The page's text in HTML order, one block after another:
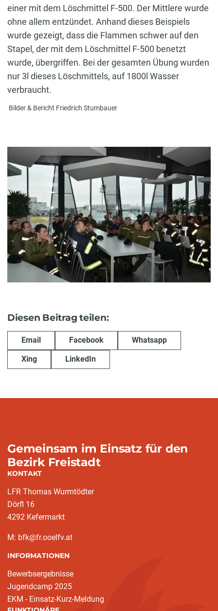
einer mit dem Löschmittel F-500. Der Mittlere wurde
ohne allem entzündet. Anhand dieses Beispiels
wurde gezeigt, dass die Flammen schwer auf den
Stapel, der mit dem Löschmittel F-500 benetzt
wurde, übergriffen. Bei der gesamten Übung wurden
nur 3l dieses Löschmittels, auf 1800l Wasser
verbraucht.
Bilder & Bericht Friedrich Stumbauer
Diesen Beitrag teilen:
Email Facebook Whatsapp
Xing LinkedIn
Gemeinsam im Einsatz für den
Bezirk Freistadt
KONTAKT
LFR Thomas Wurmtödter
Dörfl 16
4292 Kefermarkt
M: bfk@fr.ooelfv.at
INFORMATIONEN
Bewerbsergebnisse
Jugendcamp 2025
EKM - Einsatz-Kurz-Meldung